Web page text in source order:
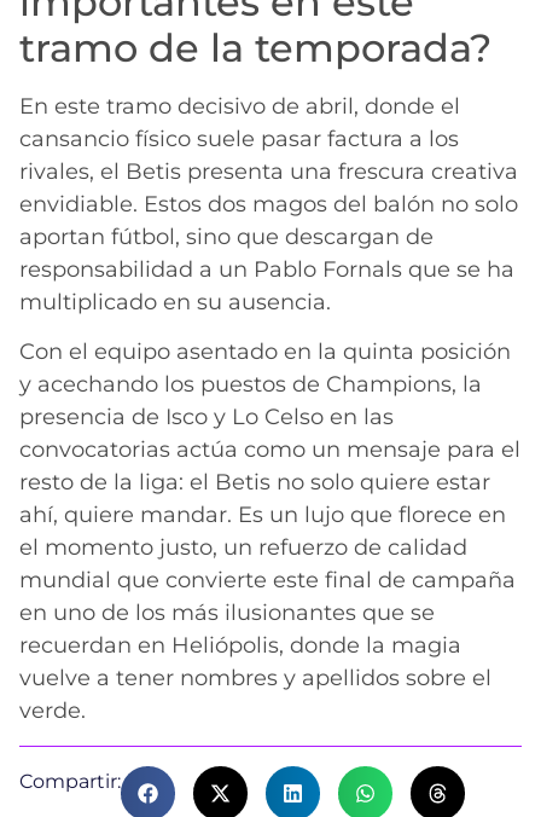
tramo de la temporada?
En este tramo decisivo de abril, donde el
cansancio físico suele pasar factura a los
rivales, el Betis presenta una frescura creativa
envidiable. Estos dos magos del balón no solo
aportan fútbol, sino que descargan de
responsabilidad a un Pablo Fornals que se ha
multiplicado en su ausencia.
Con el equipo asentado en la quinta posición
y acechando los puestos de Champions, la
presencia de Isco y Lo Celso en las
convocatorias actúa como un mensaje para el
resto de la liga: el Betis no solo quiere estar
ahí, quiere mandar. Es un lujo que florece en
el momento justo, un refuerzo de calidad
mundial que convierte este final de campaña
en uno de los más ilusionantes que se
recuerdan en Heliópolis, donde la magia
vuelve a tener nombres y apellidos sobre el
verde.
Compartir: